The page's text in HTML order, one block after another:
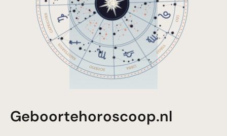
Geboortehoroscoop.nl